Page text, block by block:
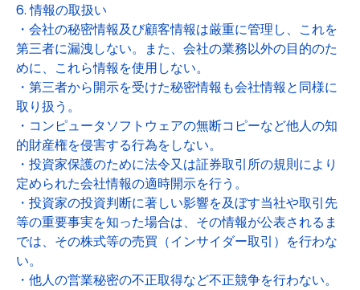
6. 情報の取扱い
・会社の秘密情報及び顧客情報は厳重に管理し、これを
第三者に漏洩しない。また、会社の業務以外の目的のた
めに、これら情報を使用しない。
・第三者から開示を受けた秘密情報も会社情報と同様に
取り扱う。
・コンピュータソフトウェアの無断コピーなど他人の知
的財産権を侵害する行為をしない。
・投資家保護のために法令又は証券取引所の規則により
定められた会社情報の適時開示を行う。
・投資家の投資判断に著しい影響を及ぼす当社や取引先
等の重要事実を知った場合は、その情報が公表されるま
では、その株式等の売買（インサイダー取引）を行わな
い。
・他人の営業秘密の不正取得など不正競争を行わない。